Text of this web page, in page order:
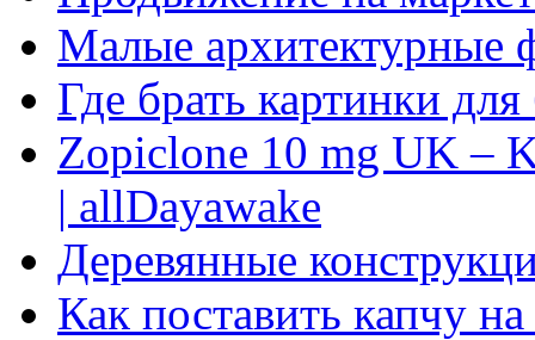
Малые архитектурные
Где брать картинки
Zopiclone 10 mg UK –
| allDayawake
Деревянные
Как поставить капчу